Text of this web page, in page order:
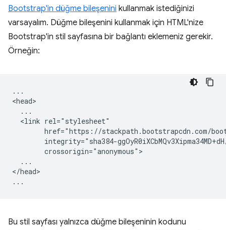
Bootstrap'in düğme bileşenini kullanmak istediğinizi
varsayalım. Düğme bileşenini kullanmak için HTML'nize
Bootstrap'in stil sayfasına bir bağlantı eklemeniz gerekir.
Örneğin:
...
<head>
  ...
  <link rel="stylesheet"
href="https://stackpath.bootstrapcdn.com/
integrity="sha384-
        crossorigin="anonymous">
  ...
</head>
Bu stil sayfası yalnızca düğme bileşeninin kodunu